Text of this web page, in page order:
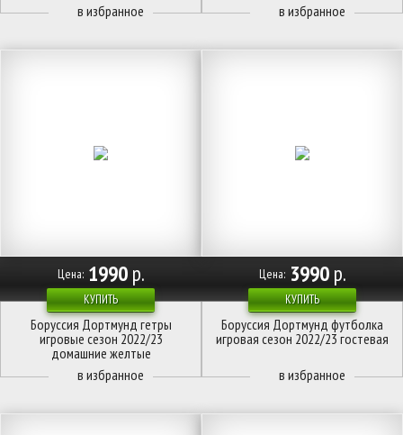
КУПИТЬ
Цена: 1990р.
Боруссия Дортмунд гетры
игровые сезон 2022/23
домашние желтые
КУПИТЬ
Цена: 3990р.
Боруссия Дортмунд футболка
игровая сезон 2022/23 гостевая